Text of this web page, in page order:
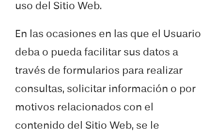
uso del Sitio Web.
En las ocasiones en las que el Usuario
deba o pueda facilitar sus datos a
través de formularios para realizar
consultas, solicitar información o por
motivos relacionados con el
contenido del Sitio Web, se le